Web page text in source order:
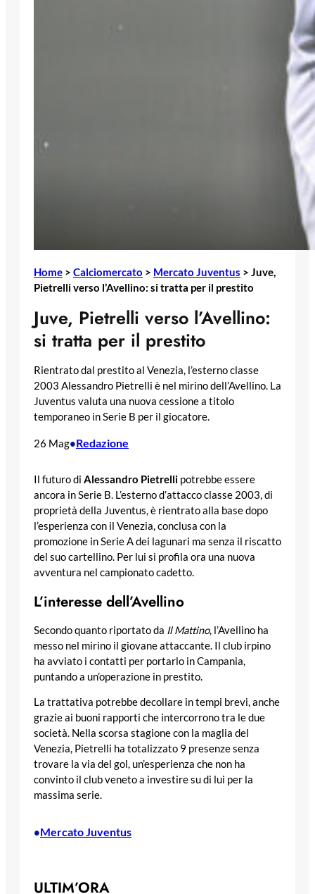
Home > Calciomercato > Mercato Juventus > Juve,
Pietrelli verso l’Avellino: si tratta per il prestito
Juve, Pietrelli verso l’Avellino:
si tratta per il prestito
Rientrato dal prestito al Venezia, l’esterno classe
2003 Alessandro Pietrelli è nel mirino dell’Avellino. La
Juventus valuta una nuova cessione a titolo
temporaneo in Serie B per il giocatore.
26 Mag•Redazione
Il futuro di Alessandro Pietrelli potrebbe essere
ancora in Serie B. L’esterno d’attacco classe 2003, di
proprietà della Juventus, è rientrato alla base dopo
l’esperienza con il Venezia, conclusa con la
promozione in Serie A dei lagunari ma senza il riscatto
del suo cartellino. Per lui si profila ora una nuova
avventura nel campionato cadetto.
L’interesse dell’Avellino
Secondo quanto riportato da Il Mattino, l’Avellino ha
messo nel mirino il giovane attaccante. Il club irpino
ha avviato i contatti per portarlo in Campania,
puntando a un’operazione in prestito.
La trattativa potrebbe decollare in tempi brevi, anche
grazie ai buoni rapporti che intercorrono tra le due
società. Nella scorsa stagione con la maglia del
Venezia, Pietrelli ha totalizzato 9 presenze senza
trovare la via del gol, un’esperienza che non ha
convinto il club veneto a investire su di lui per la
massima serie.
•Mercato Juventus
ULTIM’ORA